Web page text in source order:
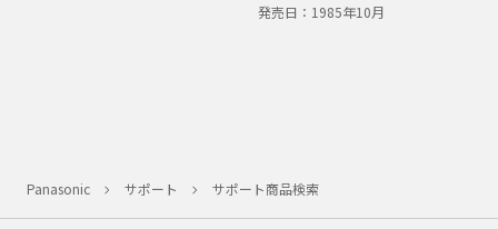
発売日： 1985年10月
Panasonic サポート サポート商品検索